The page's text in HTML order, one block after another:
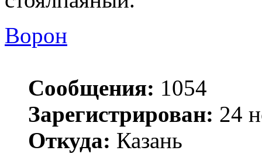
Ворон
Сообщения: 1054
Зарегистрирован: 24
Откуда: Казань